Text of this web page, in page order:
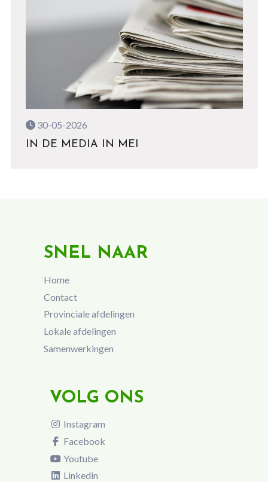
30-05-2026
IN DE MEDIA IN MEI
SNEL NAAR
Home
Contact
Provinciale afdelingen
Lokale afdelingen
Samenwerkingen
VOLG ONS
Instagram
Facebook
Youtube
Linkedin